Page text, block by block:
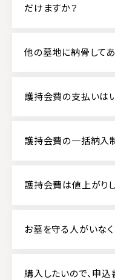
だけますか？
他の墓地に納骨して
護持会費の支払いは
護持会費の一括納入
護持会費は値上がり
お墓を守る人がいな
購入したいので、申込